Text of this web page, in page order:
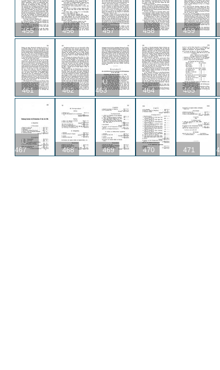
455 456 457 458 459
461 462
U
463
464 465
U
467
468 469 470 471